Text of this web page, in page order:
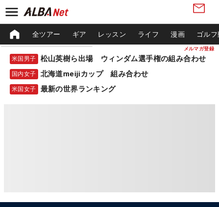
メルマガ登録
全ツアー ギア レッスン ライフ 漫画 ゴル
米国男子 松山英樹ら出場 ウィンダム選手権の組み合わせ
国内女子 北海道meijiカップ 組み合わせ
米国女子 最新の世界ランキング